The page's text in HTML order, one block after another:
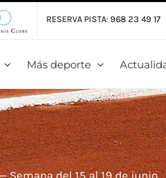
RESERVA PISTA: 968 23 49 17
Más deporte
Semana del 15 al 19 de junio